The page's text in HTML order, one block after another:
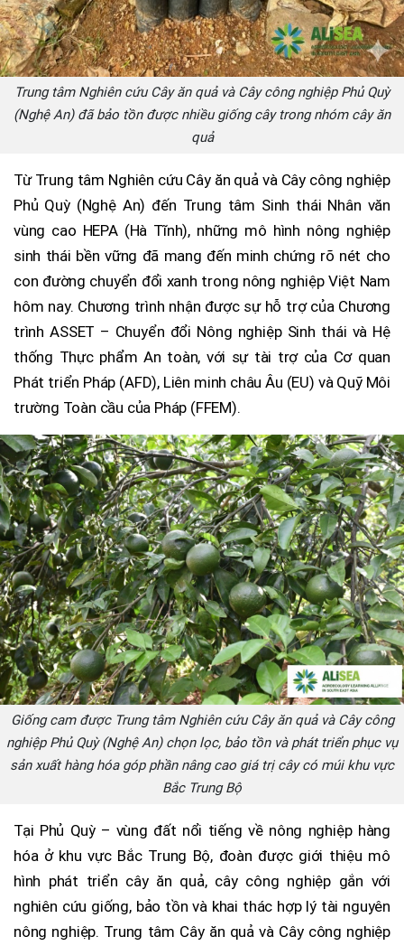
Trung tâm Nghiên cứu Cây ăn quả và Cây công nghiệp Phủ Quỳ
(Nghệ An) đã bảo tồn được nhiều giống cây trong nhóm cây ăn
quả
Từ Trung tâm Nghiên cứu Cây ăn quả và Cây công nghiệp
Phủ Quỳ (Nghệ An) đến Trung tâm Sinh thái Nhân văn
vùng cao HEPA (Hà Tĩnh), những mô hình nông nghiệp
sinh thái bền vững đã mang đến minh chứng rõ nét cho
con đường chuyển đổi xanh trong nông nghiệp Việt Nam
hôm nay. Chương trình nhận được sự hỗ trợ của Chương
trình ASSET – Chuyển đổi Nông nghiệp Sinh thái và Hệ
thống Thực phẩm An toàn, với sự tài trợ của Cơ quan
Phát triển Pháp (AFD), Liên minh châu Âu (EU) và Quỹ Môi
trường Toàn cầu của Pháp (FFEM).
Giống cam được Trung tâm Nghiên cứu Cây ăn quả và Cây công
nghiệp Phủ Quỳ (Nghệ An) chọn lọc, bảo tồn và phát triển phục vụ
sản xuất hàng hóa góp phần nâng cao giá trị cây có múi khu vực
Bắc Trung Bộ
Tại Phủ Quỳ – vùng đất nổi tiếng về nông nghiệp hàng
hóa ở khu vực Bắc Trung Bộ, đoàn được giới thiệu mô
hình phát triển cây ăn quả, cây công nghiệp gắn với
nghiên cứu giống, bảo tồn và khai thác hợp lý tài nguyên
nông nghiệp. Trung tâm Cây ăn quả và Cây công nghiệp